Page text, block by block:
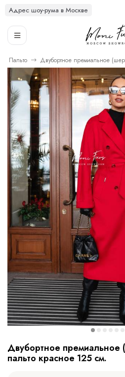
Адрес шоу-рума в Москве
Пальто Двубортное премиальное
Двубортное премиальное
пальто красное 125 см.